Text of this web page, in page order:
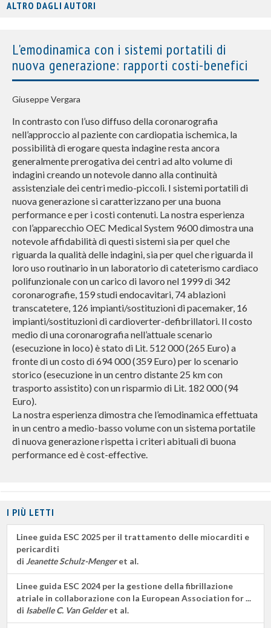
ALTRO DAGLI AUTORI
L'emodinamica con i sistemi portatili di
nuova generazione: rapporti costi-benefici
Giuseppe Vergara
In contrasto con l’uso diffuso della coronarografia
nell’approccio al paziente con cardiopatia ischemica, la
possibilità di erogare questa indagine resta ancora
generalmente prerogativa dei centri ad alto volume di
indagini creando un notevole danno alla continuità
assistenziale dei centri medio-piccoli. I sistemi portatili di
nuova generazione si caratterizzano per una buona
performance e per i costi contenuti. La nostra esperienza
con l’apparecchio OEC Medical System 9600 dimostra una
notevole affidabilità di questi sistemi sia per quel che
riguarda la qualità delle indagini, sia per quel che riguarda il
loro uso routinario in un laboratorio di cateterismo cardiaco
polifunzionale con un carico di lavoro nel 1999 di 342
coronarografie, 159 studi endocavitari, 74 ablazioni
transcatetere, 126 impianti/sostituzioni di pacemaker, 16
impianti/sostituzioni di cardioverter-defibrillatori. Il costo
medio di una coronarografia nell’attuale scenario
(esecuzione in loco) è stato di Lit. 512 000 (265 Euro) a
fronte di un costo di 694 000 (359 Euro) per lo scenario
storico (esecuzione in un centro distante 25 km con
trasporto assistito) con un risparmio di Lit. 182 000 (94
Euro).
La nostra esperienza dimostra che l’emodinamica effettuata
in un centro a medio-basso volume con un sistema portatile
di nuova generazione rispetta i criteri abituali di buona
performance ed è cost-effective.
I PIÙ LETTI
Linee guida ESC 2025 per il trattamento delle miocarditi e
pericarditi
di Jeanette Schulz-Mengeret al.
Linee guida ESC 2024 per la gestione della fibrillazione
atriale in collaborazione con la European Association for ...
di Isabelle C. Van Gelderet al.